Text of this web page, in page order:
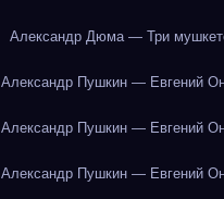
Александр Дюма — Три
Александр Пушкин — Евгений
Александр Пушкин — Евгений
Александр Пушкин — Евгений